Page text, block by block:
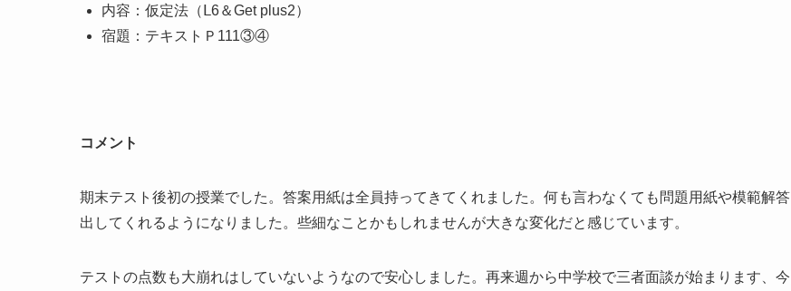
内容：仮定法（Ⅼ6＆Get plus2）
宿題：テキストＰ111③④
コメント
期末テスト後初の授業でした。答案用紙は全員持ってきてくれました。何も言わなくても問題用紙や模範解
出してくれるようになりました。些細なことかもしれませんが大きな変化だと感じています。
テストの点数も大崩れはしていないようなので安心しました。再来週から中学校で三者面談が始まります、今